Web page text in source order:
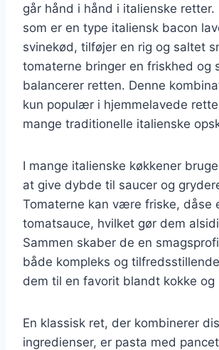
går hånd i hånd i italienske retter.
som er en type italiensk bacon
svinekød, tilføjer en rig og saltet
tomaterne bringer en friskhed og
balancerer retten. Denne
kun populær i hjemmelavede
mange traditionelle italienske
I mange italienske køkkener
at give dybde til saucer og
Tomaterne kan være friske, dåse
tomatsauce, hvilket gør dem
Sammen skaber de en
både kompleks og
dem til en favorit blandt kokke og
En klassisk ret, der kombinerer
ingredienser, er pasta med